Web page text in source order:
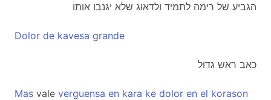
הגביע של רימה לתמיד ולדאוג שלא יגנבו אותו
Dolor de kavesa grande
כאב ראש גדול
Mas vale verguensa en kara ke dolor en el korason